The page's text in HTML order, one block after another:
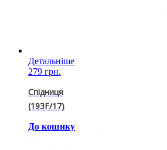
Детальніше
279 грн.
Спідниця
(193F/17)
До кошику